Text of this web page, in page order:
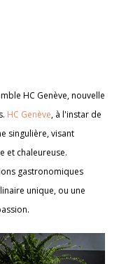
HC Genève, nouvelle
HC Genève, à l'instar de
singulière, visant
et chaleureuse.
gastronomiques
unique, ou une